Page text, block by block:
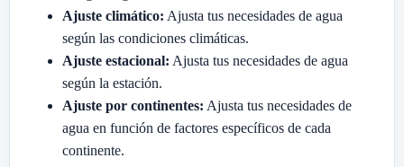
Ajuste climático: Ajusta tus necesidades de agua
según las condiciones climáticas.
Ajuste estacional: Ajusta tus necesidades de agua
según la estación.
Ajuste por continentes: Ajusta tus necesidades de
agua en función de factores específicos de cada
continente.